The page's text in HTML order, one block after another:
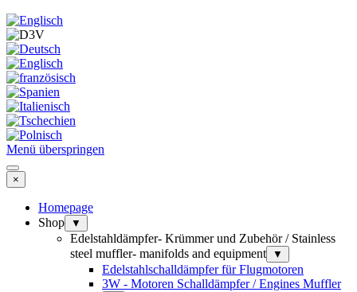
Menü überspringen
×
Homepage
Shop
▼
Edelstahldämpfer- Krümmer und Zubehör / Stainless
steel muffler- manifolds and equipment
▼
Edelstahlschalldämpfer für Flugmotoren
3W - Motoren Schalldämpfer / Engines Muffler